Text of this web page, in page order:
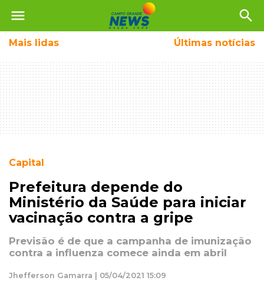
menu search
Mais lidas Últimas notícias
Capital
Prefeitura depende do
Ministério da Saúde para iniciar
vacinação contra a gripe
Previsão é de que a campanha de imunização
contra a influenza comece ainda em abril
Jhefferson Gamarra | 05/04/2021 15:09